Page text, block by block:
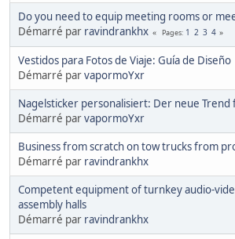
Do you need to equip meeting rooms or
Démarré par ravindrankhx Pages 1 2 3 4
Vestidos para Fotos de Viaje: Guía de Diseño
Démarré parvapormoYxr
Nagelsticker personalisiert: Der neue Trend
Démarré parvapormoYxr
Business from scratch on tow trucks from
Démarré par ravindrankhx
Competent equipment of turnkey audio-
assembly halls
Démarré par ravindrankhx